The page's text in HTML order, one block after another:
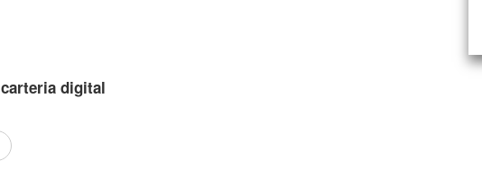
carteria digital